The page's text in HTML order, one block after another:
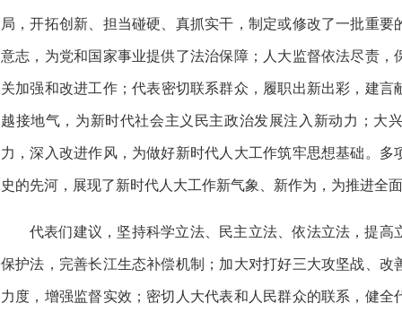
局，开拓创新、担当碰硬、真抓实干，制定或修改了一批重
意志，为党和国家事业提供了法治保障；人大监督依法尽责
关加强和改进工作；代表密切联系群众，履职出新出彩，建
越接地气，为新时代社会主义民主政治发展注入新动力；大
力，深入改进作风，为做好新时代人大工作筑牢思想基础。
史的先河，展现了新时代人大工作新气象、新作为，为推进全
代表们建议，坚持科学立法、民主立法、依法立法，提
保护法，完善长江生态补偿机制；加大对打好三大攻坚战、
力度，增强监督实效；密切人大代表和人民群众的联系，健